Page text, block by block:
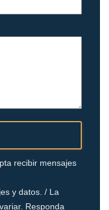
recibir mensajes
y datos. / La
Responda